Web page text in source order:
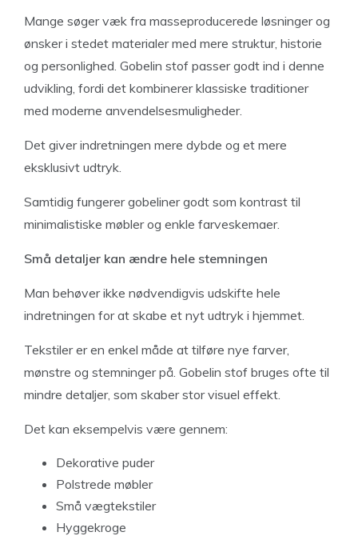
Mange søger væk fra masseproducerede løsninger og
ønsker i stedet materialer med mere struktur, historie
og personlighed. Gobelin stof passer godt ind i denne
udvikling, fordi det kombinerer klassiske traditioner
med moderne anvendelsesmuligheder.
Det giver indretningen mere dybde og et mere
eksklusivt udtryk.
Samtidig fungerer gobeliner godt som kontrast til
minimalistiske møbler og enkle farveskemaer.
Små detaljer kan ændre hele stemningen
Man behøver ikke nødvendigvis udskifte hele
indretningen for at skabe et nyt udtryk i hjemmet.
Tekstiler er en enkel måde at tilføre nye farver,
mønstre og stemninger på. Gobelin stof bruges ofte til
mindre detaljer, som skaber stor visuel effekt.
Det kan eksempelvis være gennem:
Dekorative puder
Polstrede møbler
Små vægtekstiler
Hyggekroge